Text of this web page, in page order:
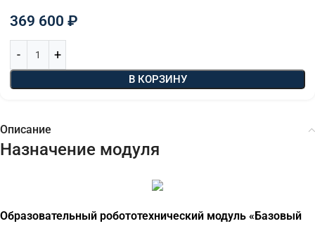
369 600 ₽
В КОРЗИНУ
Описание
Назначение модуля
Образовательный робототехнический модуль «Базовый